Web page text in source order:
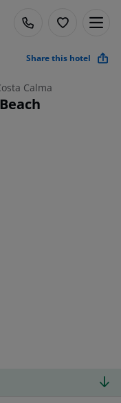
Share this hotel
Calma